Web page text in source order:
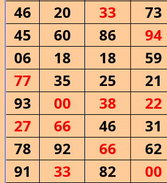
46
20 33 73
45
60 86 94
06
18 18 59
77
35 25 21
93
00 38 22
27
66 46 31
78
92 66 62
91
33 82 00